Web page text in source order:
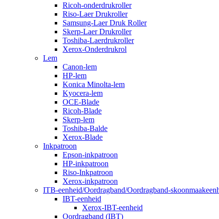
Ricoh-onderdrukroller
Riso-Laer Drukroller
Samsung-Laer Druk Roller
Skerp-Laer Drukroller
Toshiba-Laerdrukroller
Xerox-Onderdrukrol
Lem
Canon-lem
HP-lem
Konica Minolta-lem
Kyocera-lem
OCE-Blade
Ricoh-Blade
Skerp-lem
Toshiba-Balde
Xerox-Blade
Inkpatroon
Epson-inkpatroon
HP-inkpatroon
Riso-Inkpatroon
Xerox-inkpatroon
ITB-eenheid/Oordragband/Oordragband-
IBT-eenheid
Xerox-IBT-eenheid
Oordragband (IBT)